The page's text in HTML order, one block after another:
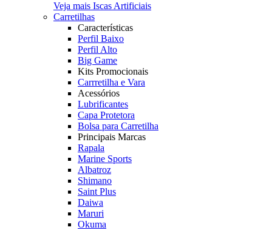
Veja mais Iscas Artificiais
Carretilhas
Características
Perfil Baixo
Perfil Alto
Big Game
Kits Promocionais
Carrretilha e Vara
Acessórios
Lubrificantes
Capa Protetora
Bolsa para Carretilha
Principais Marcas
Rapala
Marine Sports
Albatroz
Shimano
Saint Plus
Daiwa
Maruri
Okuma